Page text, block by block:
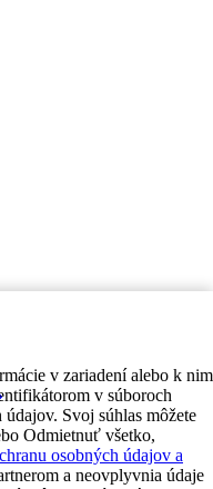
v zariadení alebo k nim
v súboroch
Svoj súhlas môžete
Odmietnuť všetko,
osobných údajov a
a neovplyvnia údaje